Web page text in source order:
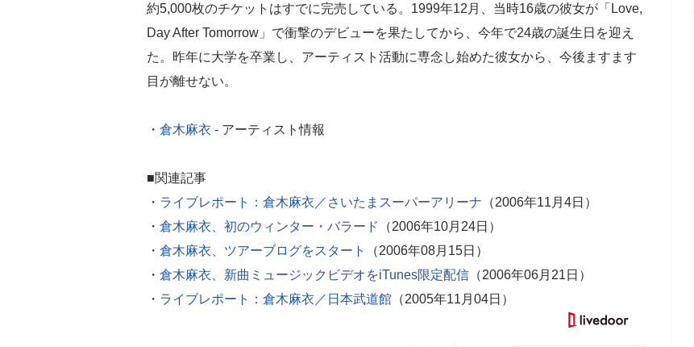
約5,000枚のチケットはすでに完売している。1999年12月、当時16歳の彼女が「Love,
Day After Tomorrow」で衝撃のデビューを果たしてから、今年で24歳の誕生日を迎え
た。昨年に大学を卒業し、アーティスト活動に専念し始めた彼女から、今後ますます
目が離せない。
・ 倉木麻衣 - アーティスト情報
■関連記事
・ ライブレポート：倉木麻衣／さいたまスーパーアリーナ （2006年11月4日）
・ 倉木麻衣、初のウィンター・バラード
（2006年10月24日）
・ 倉木麻衣、ツアーブログをスタート
（2006年08月15日）
・ 倉木麻衣、新曲ミュージックビデオをiTunes限定配信 （2006年06月21日）
・ ライブレポート：倉木麻衣／日本武道館 （2005年11月04日）